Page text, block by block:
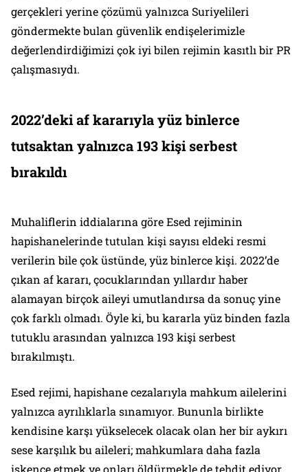
gerçekleri yerine çözümü yalnızca Suriyelileri
göndermekte bulan güvenlik endişelerimizle
değerlendirdiğimizi çok iyi bilen rejimin kasıtlı bir PR
çalışmasıydı.
2022’deki af kararıyla yüz binlerce
tutsaktan yalnızca 193 kişi serbest
bırakıldı
Muhaliflerin iddialarına göre Esed rejiminin
hapishanelerinde tutulan kişi sayısı eldeki resmi
verilerin bile çok üstünde, yüz binlerce kişi. 2022’de
çıkan af kararı, çocuklarından yıllardır haber
alamayan birçok aileyi umutlandırsa da sonuç yine
çok farklı olmadı. Öyle ki, bu kararla yüz binden fazla
tutuklu arasından yalnızca 193 kişi serbest
bırakılmıştı.
Esed rejimi, hapishane cezalarıyla mahkum ailelerini
yalnızca ayrılıklarla sınamıyor. Bununla birlikte
kendisine karşı yükselecek olacak olan her bir aykırı
sese karşılık bu aileleri; mahkumlara daha fazla
işkence etmek ve onları öldürmekle de tehdit ediyor.